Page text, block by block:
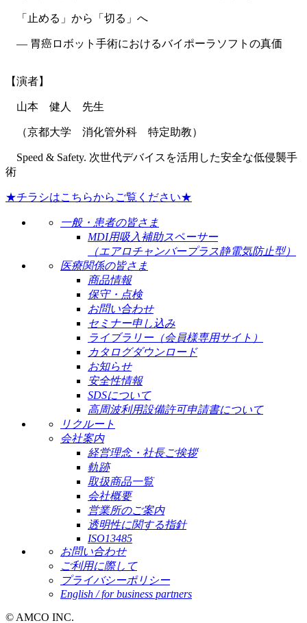
「止める」から「切る」へ
― 胃癌ロボット手術におけるバイポーラソフトの真価
【演者】
山本 健人 先生
（京都大学 消化管外科 特定助教）
Speed & Safety. 次世代デバイスを活用した安全な低侵襲手
術
★チラシはこちらからご覧ください★
一般・患者の皆さま
MDI用吸入補助スペーサー
（エアロチャンバープラス静電気防止型）
医療関係の皆さま
商品情報
保守・点検
お問い合わせ
セミナー申し込み
ライブラリー（会員様専用サイト）
カタログダウンロード
お知らせ
安全性情報
SDSについて
高周波利用設備許可申請書について
リクルート
会社案内
経営理念・社長ご挨拶
軌跡
取扱商品一覧
会社概要
営業所のご案内
透明性に関する指針
ISO13485
お問い合わせ
ご利用に際して
プライバシーポリシー
English / for business partners
© AMCO INC.